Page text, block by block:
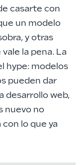
casarte con
un modelo
y otras
la pena. La
hype: modelos
pueden dar
desarrollo web,
nuevo no
lo que ya